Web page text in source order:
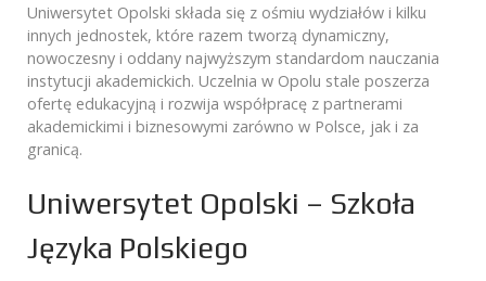
Uniwersytet Opolski składa się z ośmiu wydziałów i kilku
innych jednostek, które razem tworzą dynamiczny,
nowoczesny i oddany najwyższym standardom nauczania
instytucji akademickich. Uczelnia w Opolu stale poszerza
ofertę edukacyjną i rozwija współpracę z partnerami
akademickimi i biznesowymi zarówno w Polsce, jak i za
granicą.
Uniwersytet Opolski – Szkoła
Języka Polskiego